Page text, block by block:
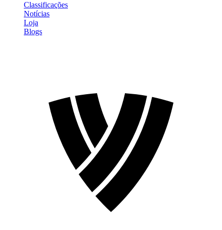
Classificações
Notícias
Loja
Blogs